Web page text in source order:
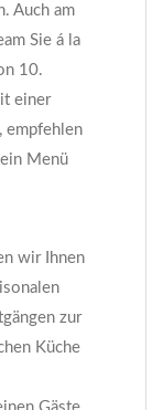
Auch am
Sie á la
10.
einer
empfehlen
Menü
wir Ihnen
zur
Küche